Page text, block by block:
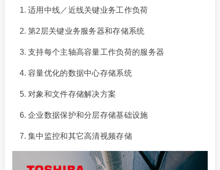
适用中线／近线关键业务工作负荷
第2层关键业务服务器和存储系统
支持每个主轴高容量工作负荷的服务器
容量优化的数据中心存储系统
对象和文件存储解决方案
企业数据保护和分层存储基础设施
集中监控和其它高清视频存储